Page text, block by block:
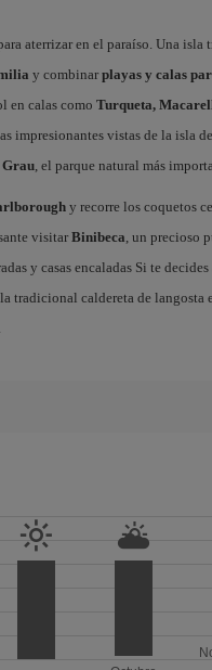
aterrizar en el paraíso. Una
y combinar playas y calas
en calas como Turqueta,
impresionantes vistas de la isla
Grau, el parque natural más
y recorre los coquetos
visitar Binibeca, un precioso
y casas encaladas Si te
tradicional caldereta de